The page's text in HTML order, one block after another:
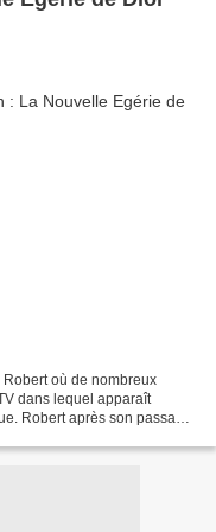
où de nombreux
dans lequel apparaît
Robert après son passage